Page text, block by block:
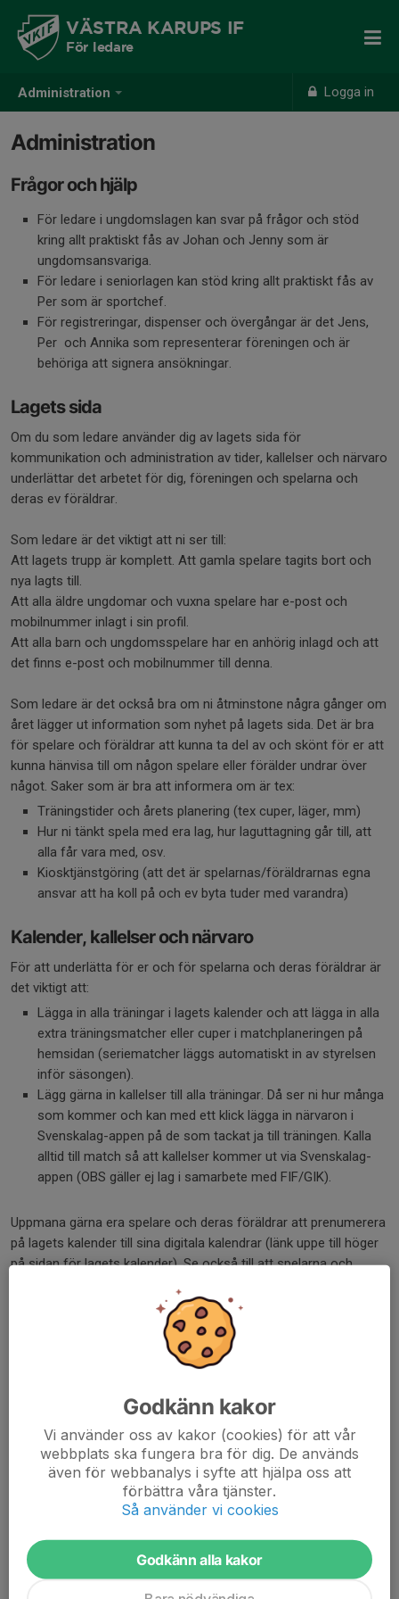
Administration Logga in
VÄSTRA KARUPS IF
För ledare
Administration
Frågor och hjälp
För ledare i ungdomslagen kan svar på frågor och stöd
kring allt praktiskt fås av Johan och Jenny som är
ungdomsansvariga.
För ledare i seniorlagen kan stöd kring allt praktiskt fås av
Per som är sportchef.
För registreringar, dispenser och övergångar är det Jens,
Per och Annika som representerar föreningen och är
behöriga att signera ansökningar.
Lagets sida
Om du som ledare använder dig av lagets sida för
kommunikation och administration av tider, kallelser och närvaro
underlättar det arbetet för dig, föreningen och spelarna och
deras ev föräldrar.
Som ledare är det viktigt att ni ser till:
Att lagets trupp är komplett. Att gamla spelare tagits bort och
nya lagts till.
Att alla äldre ungdomar och vuxna spelare har e-post och
mobilnummer inlagt i sin profil.
Att alla barn och ungdomsspelare har en anhörig inlagd och att
det finns e-post och mobilnummer till denna.
Som ledare är det också bra om ni åtminstone några gånger om
året lägger ut information som nyhet på lagets sida. Det är bra
för spelare och föräldrar att kunna ta del av och skönt för er att
kunna hänvisa till om någon spelare eller förälder undrar över
något. Saker som är bra att informera om är tex:
Träningstider och årets planering (tex cuper, läger, mm)
Hur ni tänkt spela med era lag, hur laguttagning går till, att
alla får vara med, osv.
Kiosktjänstgöring (att det är spelarnas/föräldrarnas egna
ansvar att ha koll på och ev byta tuder med varandra)
Kalender, kallelser och närvaro
För att underlätta för er och för spelarna och deras föräldrar är
det viktigt att:
Lägga in alla träningar i lagets kalender och att lägga in alla
extra träningsmatcher eller cuper i matchplaneringen på
hemsidan (seriematcher läggs automatiskt in av styrelsen
inför säsongen).
Lägg gärna in kallelser till alla träningar. Då ser ni hur många
som kommer och kan med ett klick lägga in närvaron i
Svenskalag-appen på de som tackat ja till träningen. Kalla
alltid till match så att kallelser kommer ut via Svenskalag-
appen (OBS gäller ej lag i samarbete med FIF/GIK).
Uppmana gärna era spelare och deras föräldrar att prenumerera
på lagets kalender till sina digitala kalendrar (länk uppe till höger
på sidan för lagets kalender). Se också till att spelarna och
Behöver ni hjälp med hur kalendern, kallelser och närvaro
fungerar hör ni av er till ungdomsansvariga eller någon i
och som kan ha ansvar för administration.
Inför och under match
Varje lag bör ha med en medicinväska vid match. Främst
för att kunna lägga kompressionsbandage och kyla vid
meddelar ni Johan eller Jens.
Innan match ska spelarförteckning göras i Fogis på
webbenellermobilen. Detta gäller alla lag. Efter match ska
Godkänn kakor
Vi använder oss av kakor (cookies) för att vår
webbplats ska fungera bra för dig. De används
även för webbanalys i syfte att hjälpa oss att
förbättra våra tjänster.
Så använder vi cookies
Godkänn alla kakor